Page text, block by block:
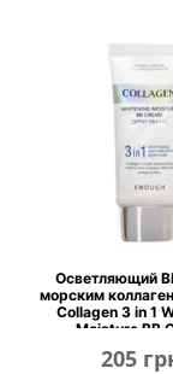
Осветляющий
морским
Collagen 3 in 1
Moisture BB
205